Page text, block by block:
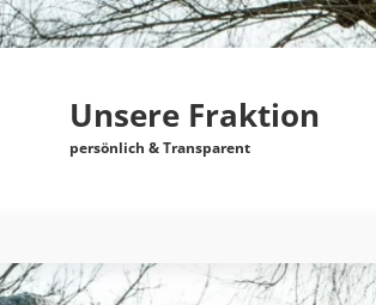
Unsere Fraktion
persönlich & Transparent